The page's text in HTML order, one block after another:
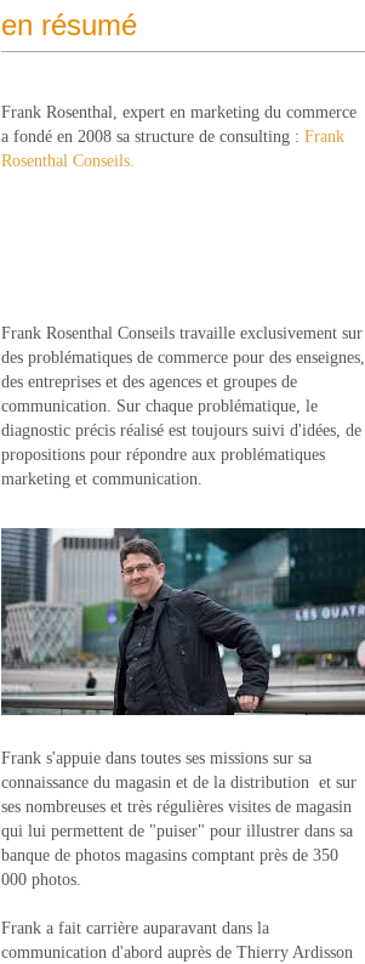
en résumé
Frank Rosenthal, expert en marketing du commerce
a fondé en 2008 sa structure de consulting : Frank
Rosenthal Conseils.
Frank Rosenthal Conseils travaille exclusivement sur
des problématiques de commerce pour des enseignes,
des entreprises et des agences et groupes de
communication. Sur chaque problématique, le
diagnostic précis réalisé est toujours suivi d'idées, de
propositions pour répondre aux problématiques
marketing et communication.
Frank s'appuie dans toutes ses missions sur sa
connaissance du magasin et de la distribution et sur
ses nombreuses et très régulières visites de magasin
qui lui permettent de "puiser" pour illustrer dans sa
banque de photos magasins comptant près de 350
000 photos.
Frank a fait carrière auparavant dans la
communication d'abord auprès de Thierry Ardisson